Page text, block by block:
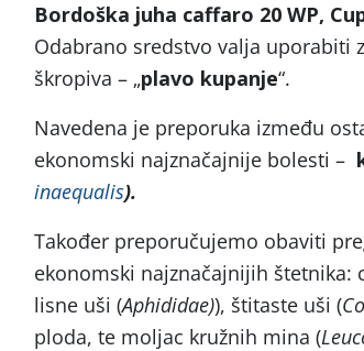
Bordoška juha caffaro 20 WP,
Odabrano sredstvo valja uporabiti
škropiva – „plavo kupanje“.
Navedena je preporuka između
ekonomski najznačajnije bolesti –
inaequalis).
Također preporučujemo obaviti
ekonomski najznačajnijih štetnika:
lisne uši (Aphididae)), štitaste uši (
ploda, te moljac kružnih mina (